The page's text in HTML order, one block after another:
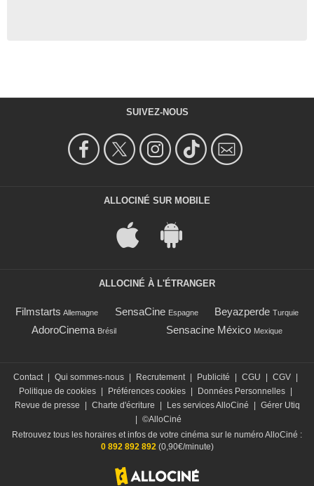
SUIVEZ-NOUS
ALLOCINÉ SUR MOBILE
ALLOCINÉ À L'ÉTRANGER
Filmstarts Allemagne SensaCine Espagne Beyazperde Turquie
AdoroCinema Brésil Sensacine México Mexique
Contact | Qui sommes-nous | Recrutement | Publicité | CGU | CGV |
Politique de cookies | Préférences cookies | Données Personnelles |
Revue de presse
| Charte d'écriture | Les services AlloCiné | Gérer Utiq
| ©AlloCiné
Retrouvez tous les horaires et infos de votre cinéma sur le numéro AlloCiné :
0 892 892 892 (0,90€/minute)